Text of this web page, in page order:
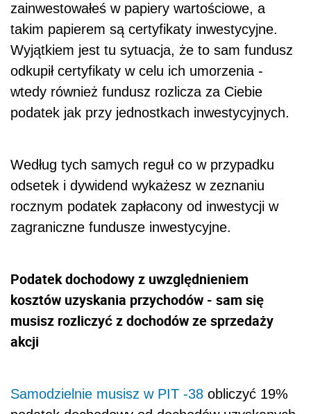
zainwestowałeś w papiery wartościowe, a
takim papierem są certyfikaty inwestycyjne.
Wyjątkiem jest tu sytuacja, że to sam fundusz
odkupił certyfikaty w celu ich umorzenia -
wtedy również fundusz rozlicza za Ciebie
podatek jak przy jednostkach inwestycyjnych.
Według tych samych reguł co w przypadku
odsetek i dywidend wykażesz w zeznaniu
rocznym podatek zapłacony od inwestycji w
zagraniczne fundusze inwestycyjne.
Podatek dochodowy z uwzględnieniem
kosztów uzyskania przychodów - sam się
musisz rozliczyć z dochodów ze sprzedaży
akcji
Samodzielnie musisz w PIT -38 obliczyć 19%